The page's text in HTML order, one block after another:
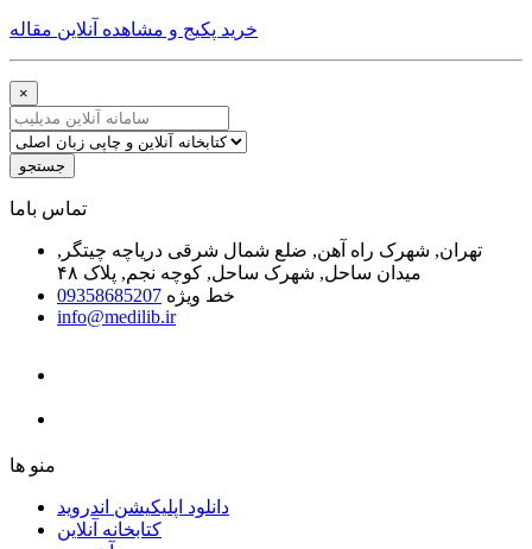
خرید پکیج و مشاهده آنلاین مقاله
×
جستجو
ﺗﻤﺎﺱ ﺑﺎﻣﺎ
تهران, شهرک راه آهن, ضلع شمال شرقی دریاچه چیتگر,
میدان ساحل, شهرک ساحل, کوچه نجم, پلاک ۴۸
خط ویژه 09358685207
info@medilib.ir
ﻣﻨﻮ ﻫﺎ
دانلود اپلیکیشن اندروید
ﮐﺘﺎﺑﺨﺎﻧﻪ ﺁﻧﻼﯾﻦ